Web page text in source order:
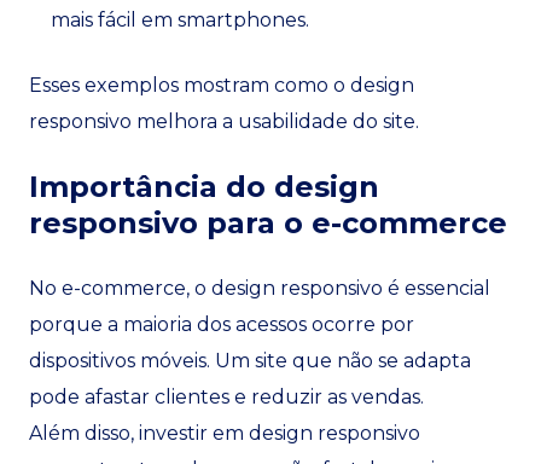
mais fácil em smartphones.
Esses exemplos mostram como o design
responsivo melhora a usabilidade do site.
Importância do design
responsivo para o e-commerce
No e-commerce, o design responsivo é essencial
porque a maioria dos acessos ocorre por
dispositivos móveis. Um site que não se adapta
pode afastar clientes e reduzir as vendas.
Além disso, investir em design responsivo